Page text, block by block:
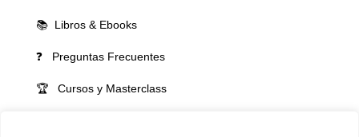
📚 Libros & Ebooks
❓ Preguntas Frecuentes
🏆 Cursos y Masterclass